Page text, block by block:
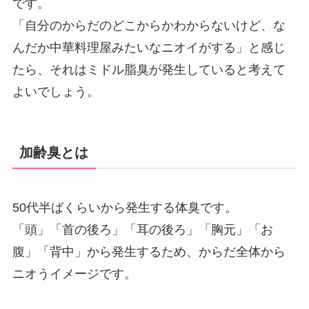
です。
「自分のからだのどこからかわからないけど、な
んだか中華料理屋みたいなニオイがする」と感じ
たら、それはミドル脂臭が発生していると考えて
よいでしょう。
加齢臭とは
50代半ばくらいから発生する体臭です。
「頭」「首の後ろ」「耳の後ろ」「胸元」「お
腹」「背中」から発生するため、からだ全体から
ニオうイメージです。